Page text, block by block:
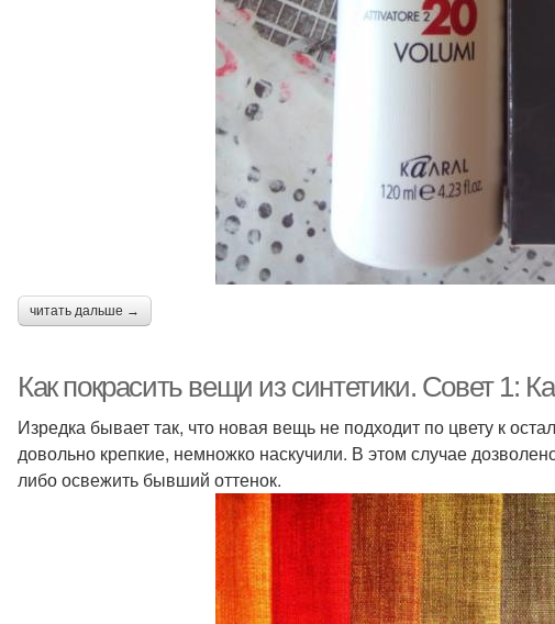
читать дальше →
Как покрасить вещи из синтетики. Совет 1:
Изредка бывает так, что новая вещь не подходит по цвету к
довольно крепкие, немножко наскучили. В этом случае
либо освежить бывший оттенок.